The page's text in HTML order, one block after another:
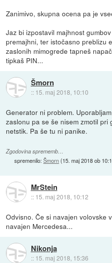
Zanimivo, skupna ocena pa je
Jaz bi izpostavil majhnost
premajhni, ter istočasno preblizu
zaslonih mimogrede tapneš
tipkaš PIN...
Šmorn
:: 15. maj 2018, 10:10
Generator ni problem.
zaslonu pa se še nisem zmotil pri
netstik. Pa še tu ni panike.
Zgodovina sprememb…
spremenilo:Šmorn(15. maj 2018 ob
MrStein
:: 15. maj 2018, 10:12
Odvisno. Če si navajen volovske
navajen Mercedesa...
Nikonja
:: 15. maj 2018, 15:36